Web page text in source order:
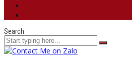
Search